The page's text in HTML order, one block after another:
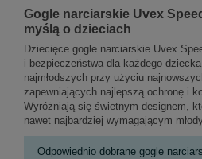
Gogle narciarskie Uvex
myślą o dzieciach
Dziecięce gogle narciarskie Uvex
i bezpieczeństwa dla każdego
najmłodszych przy użyciu
zapewniających najlepszą ochronę i
Wyróżniają się świetnym designem,
nawet najbardziej wymagającym
Odpowiednio dobrane gogle